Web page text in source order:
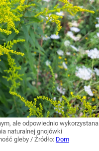
ale odpowiednio wykorzystana
naturalnej gnojówki
gleby / Źródło: Dom